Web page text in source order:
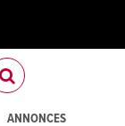
ANNONCES